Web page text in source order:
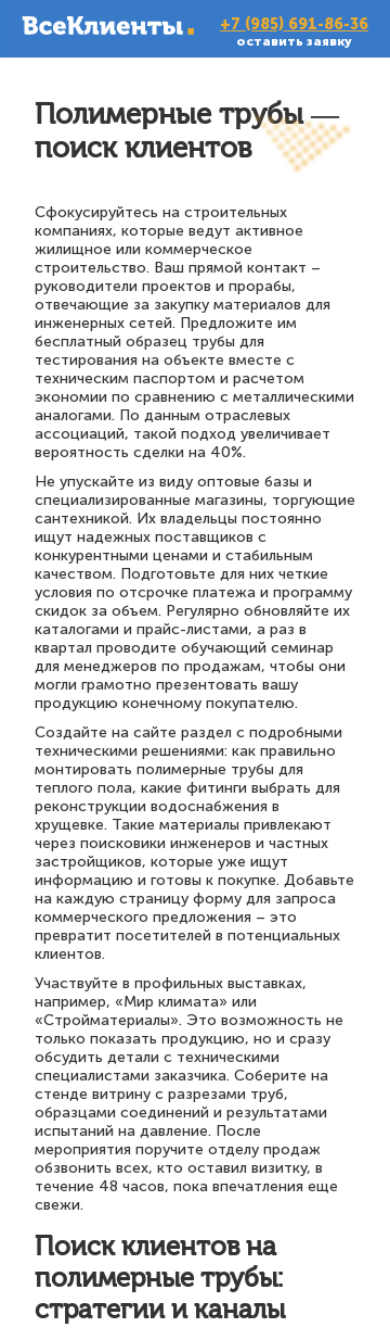
+7 (985) 691-86-36
оставить заявку
Полимерные трубы —
поиск клиентов
Сфокусируйтесь на строительных
компаниях, которые ведут активное
жилищное или коммерческое
строительство. Ваш прямой контакт –
руководители проектов и прорабы,
отвечающие за закупку материалов для
инженерных сетей. Предложите им
бесплатный образец трубы для
тестирования на объекте вместе с
техническим паспортом и расчетом
экономии по сравнению с металлическими
аналогами. По данным отраслевых
ассоциаций, такой подход увеличивает
вероятность сделки на 40%.
Не упускайте из виду оптовые базы и
специализированные магазины, торгующие
сантехникой. Их владельцы постоянно
ищут надежных поставщиков с
конкурентными ценами и стабильным
качеством. Подготовьте для них четкие
условия по отсрочке платежа и программу
скидок за объем. Регулярно обновляйте их
каталогами и прайс-листами, а раз в
квартал проводите обучающий семинар
для менеджеров по продажам, чтобы они
могли грамотно презентовать вашу
продукцию конечному покупателю.
Создайте на сайте раздел с подробными
техническими решениями: как правильно
монтировать полимерные трубы для
теплого пола, какие фитинги выбрать для
реконструкции водоснабжения в
хрущевке. Такие материалы привлекают
через поисковики инженеров и частных
застройщиков, которые уже ищут
информацию и готовы к покупке. Добавьте
на каждую страницу форму для запроса
коммерческого предложения – это
превратит посетителей в потенциальных
клиентов.
Участвуйте в профильных выставках,
например, «Мир климата» или
«Стройматериалы». Это возможность не
только показать продукцию, но и сразу
обсудить детали с техническими
специалистами заказчика. Соберите на
стенде витрину с разрезами труб,
образцами соединений и результатами
испытаний на давление. После
мероприятия поручите отделу продаж
обзвонить всех, кто оставил визитку, в
течение 48 часов, пока впечатления еще
свежи.
Поиск клиентов на
полимерные трубы:
стратегии и каналы